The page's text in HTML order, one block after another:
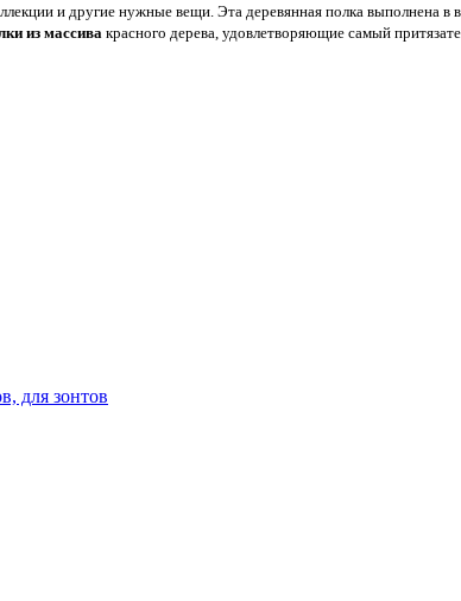
и другие нужные вещи. Эта деревянная полка выполнена
из массива красного дерева, удовлетворяющие самый
для зонтов